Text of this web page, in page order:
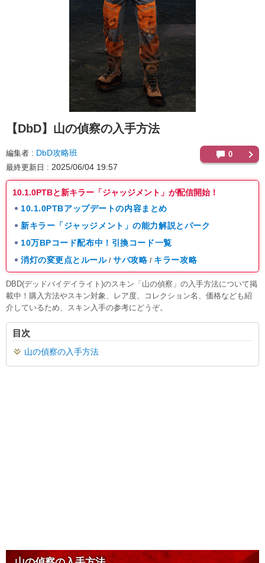
【DbD】 山の偵察の入手方法
編集者 DbD攻略班
最終更新日 2025/06/04 19:57
0
10.1.0PTBと新キラー「ジャッジメント」が配信開始！
10.1.0PTBアップデートの内容まとめ
新キラー「ジャッジメント」の能力解説とパーク
10万BPコード配布中！引換コード一覧
消灯の変更点とルール / サバ攻略 / キラー攻略
DBD(デッドバイデイライト)のスキン「山の偵察」の入手方法について掲
載中！購入方法やスキン対象、レア度、コレクション名、価格なども紹
介しているため、スキン入手の参考にどうぞ。
目次
山の偵察の入手方法